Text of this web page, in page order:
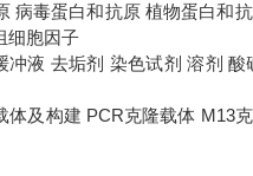
病毒蛋白和抗原 植物蛋白和
细胞因子
冲液 去垢剂 染色试剂 溶剂
体及构建 PCR克隆载体 M13